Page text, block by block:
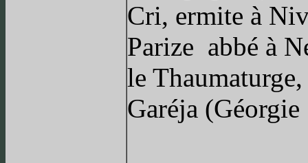
Cri, ermite à
Parize abbé à
le
Garéja